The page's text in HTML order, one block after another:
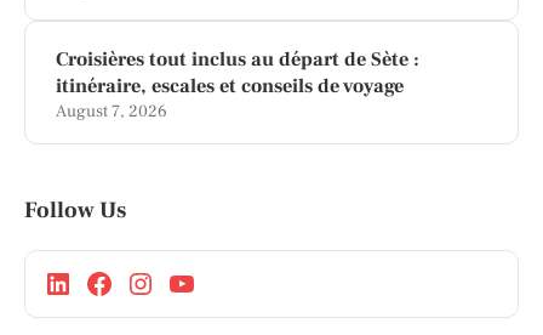
Croisières tout inclus au départ de Sète :
itinéraire, escales et conseils de voyage
August 7, 2026
Follow Us